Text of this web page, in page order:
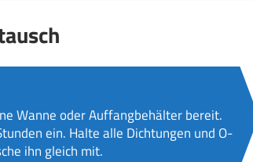
Wanne oder Auffangbehälter bereit.
ein. Halte alle Dichtungen und O-
ihn gleich mit.